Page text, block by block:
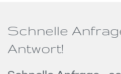
Schnelle
Antwort!